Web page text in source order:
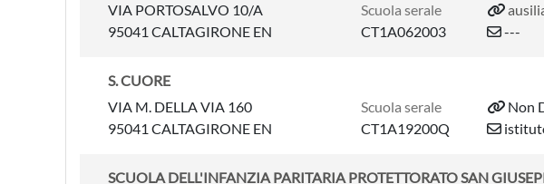
VIA PORTOSALVO 10/A
95041 CALTAGIRONE EN
Scuola serale
CT1A062003
---
S. CUORE
VIA M. DELLA VIA 160
95041 CALTAGIRONE EN
Scuola serale
CT1A19200Q
Non
SCUOLA DELL'INFANZIA PARITARIA PROTETTORATO SAN